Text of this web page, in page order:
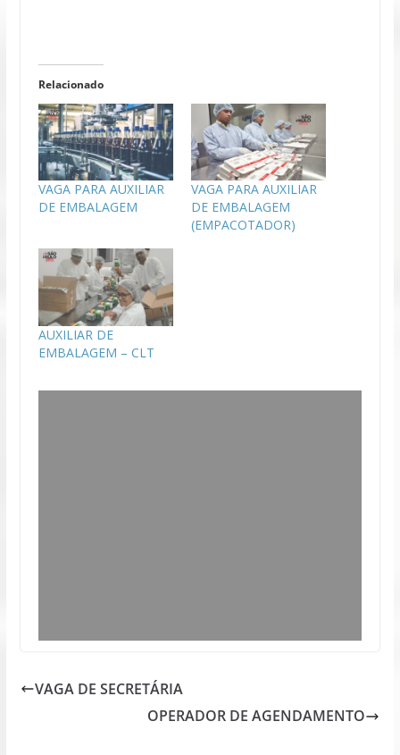
Relacionado
VAGA PARA AUXILIAR
DE EMBALAGEM
VAGA PARA AUXILIAR
DE EMBALAGEM
(EMPACOTADOR)
AUXILIAR DE
EMBALAGEM – CLT
VAGA DE SECRETÁRIA
OPERADOR DE AGENDAMENTO